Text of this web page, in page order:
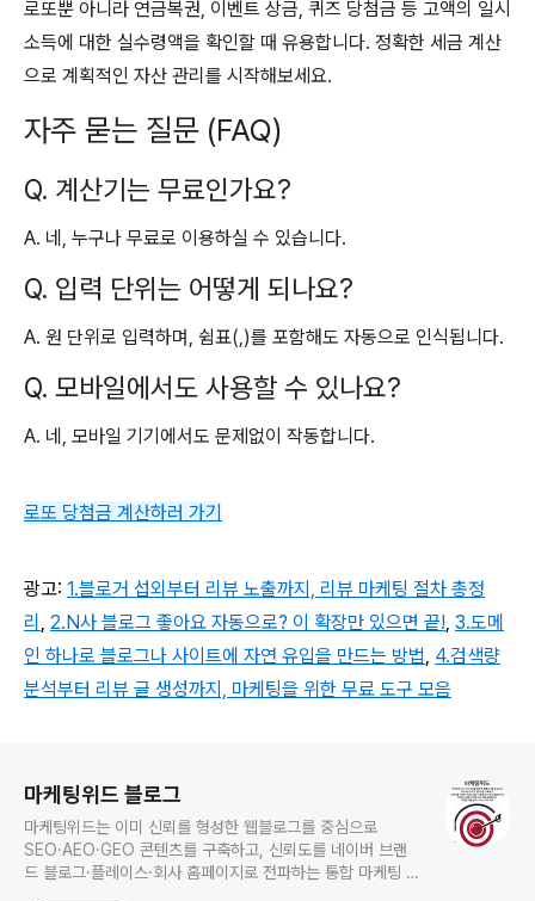
로또뿐 아니라 연금복권, 이벤트 상금, 퀴즈 당첨금 등 고액의 일시
소득에 대한 실수령액을 확인할 때 유용합니다. 정확한 세금 계산
으로 계획적인 자산 관리를 시작해보세요.
자주 묻는 질문 (FAQ)
Q. 계산기는 무료인가요?
A. 네, 누구나 무료로 이용하실 수 있습니다.
Q. 입력 단위는 어떻게 되나요?
A. 원 단위로 입력하며, 쉼표(,)를 포함해도 자동으로 인식됩니다.
Q. 모바일에서도 사용할 수 있나요?
A. 네, 모바일 기기에서도 문제없이 작동합니다.
로또 당첨금 계산하러 가기
광고: 1.블로거 섭외부터 리뷰 노출까지, 리뷰 마케팅 절차 총정
리 , 2.N사 블로그 좋아요 자동으로? 이 확장만 있으면 끝!, 3.도메
인 하나로 블로그나 사이트에 자연 유입을 만드는 방법, 4.검색량
분석부터 리뷰 글 생성까지, 마케팅을 위한 무료 도구 모음
마케팅위드 블로그
마케팅위드는 이미 신뢰를 형성한 웹블로그를 중심으로
SEO·AEO·GEO 콘텐츠를 구축하고, 신뢰도를 네이버 브랜
드 블로그·플레이스·회사 홈페이지로 전파하는 통합 마케팅 서